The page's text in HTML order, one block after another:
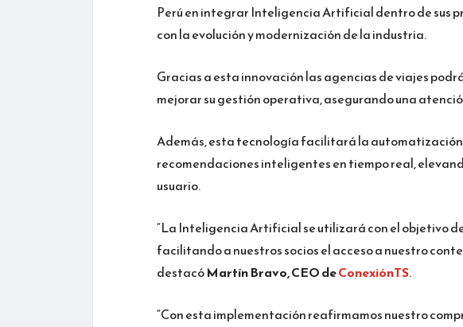
Perú en integrar Inteligencia Artificial dentro de sus
con la evolución y modernización de la industria.
Gracias a esta innovación las agencias de viajes
mejorar su gestión operativa, asegurando una
Además, esta tecnología facilitará la
recomendaciones inteligentes en tiempo real,
usuario.
“La Inteligencia Artificial se utilizará con el objetivo
facilitando a nuestros socios el acceso a nuestro
destacóMartín Bravo, CEO deConexiónTS.
“Con esta implementación reafirmamos nuestro